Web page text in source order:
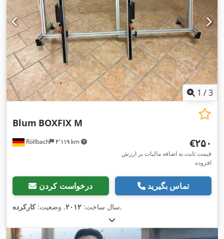
1 /3
Röllbach ۴٬۱۱۹ km
Blum BOXFIX M
‎€۲۵۰
قیمت ثابت به اضافه مالیات بر ارزش
افزوده
درخواست کردن تماس بگیرید
سال ساخت: ۲۰۱۲, وضعیت:کارکرده ,